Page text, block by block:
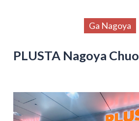
Ga Nagoya
PLUSTA Nagoya Chuo